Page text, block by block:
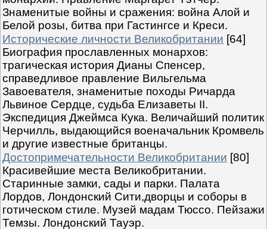
Знаменитые войны и сражения: война Алой и
Белой розы, битва при Гастингсе и Креси.
Исторические личности Великобритании [64]
Биография прославленных монархов:
трагическая история Дианы Спенсер,
справедливое правление Вильгельма
Завоевателя, знаменитые походы Ричарда
Львиное Сердце, судьба Елизаветы II.
Экспедиция Джеймса Кука. Величайший политик
Черчилль, выдающийся военачальник Кромвель
и другие известные британцы.
Достопримечательности Великобритании [80]
Красивейшие места Великобритании.
Старинные замки, сады и парки. Палата
Лордов, Лондонский Сити,дворцы и соборы в
готическом стиле. Музей мадам Тюссо. Пейзажи
Темзы. Лондонский Тауэр.